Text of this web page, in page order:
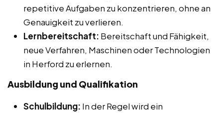
repetitive Aufgaben zu konzentrieren, ohne an
Genauigkeit zu verlieren.
Lernbereitschaft: Bereitschaft und Fähigkeit,
neue Verfahren, Maschinen oder Technologien
in Herford zu erlernen.
Ausbildung und Qualifikation
Schulbildung: In der Regel wird ein